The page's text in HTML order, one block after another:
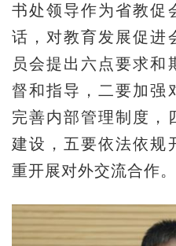
书处领导作为省教促
话，对教育发展促进
员会提出六点要求和
督和指导，二要加强
完善内部管理制度，
建设，五要依法依规
重开展对外交流合作。